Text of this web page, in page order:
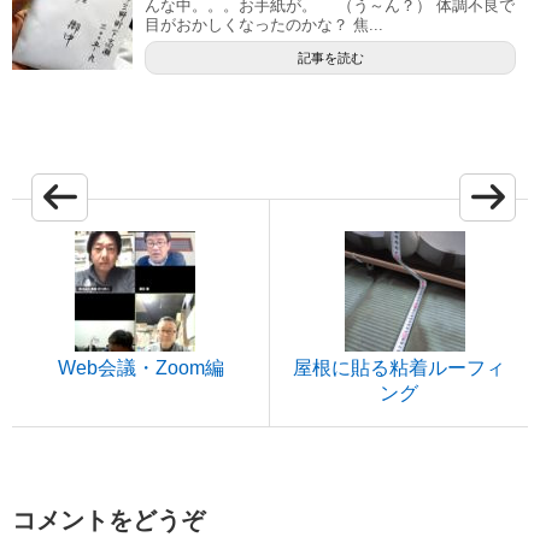
んな中。。。お手紙が。 （う～ん？） 体調不良で
目がおかしくなったのかな？ 焦...
記事を読む
Web会議・Zoom編
屋根に貼る粘着ルーフィ
ング
コメントをどうぞ